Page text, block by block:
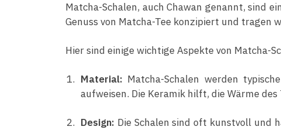
Matcha-Schalen, auch Chawan genannt, sind
Genuss von Matcha-Tee konzipiert und tragen
Hier sind einige wichtige Aspekte von Matcha-
Material: Matcha-Schalen werden
aufweisen. Die Keramik hilft, die Wärme des
Design: Die Schalen sind oft kunstvoll und